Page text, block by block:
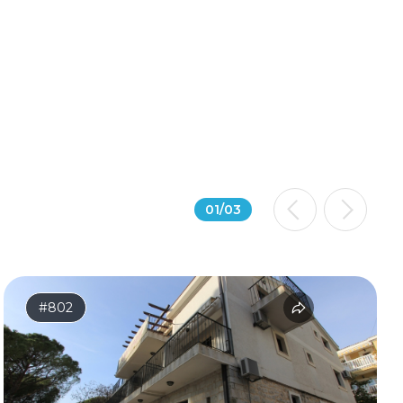
01/03
#802